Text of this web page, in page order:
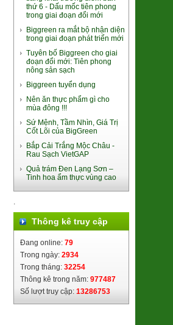
Giò Tảo Chile Chay
60.000đ/Gói 200g
155.000đ/Hộp
Cốm Làng Vòng
28.500đ/100g
thứ 6 - Dấu mốc tiên phong
trong giai đoạn đổi mới
Biggreen ra mắt bộ nhận diện
trong giai đoạn phát triển mới
Tuyên bố Biggreen cho giai
đoạn đổi mới: Tiên phong
nông sản sạch
Biggreen tuyển dụng
Nên ăn thực phẩm gì cho
mùa đông !!!
Sứ Mệnh, Tầm Nhìn, Giá Trị
Cốt Lõi của BigGreen
Bắp Cải Trắng Mộc Châu -
Rau Sạch VietGAP
Quả trám Đen Lạng Sơn –
Tinh hoa ẩm thực vùng cao
.
Thông kê truy cập
Đang online: 79
Trong ngày: 2934
Trong tháng: 32254
Thông kê trong năm: 977487
Số lượt truy cập: 13286753